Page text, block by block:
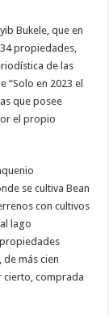
Bukele, que en
propiedades,
de las
“Solo en 2023 el
que posee
el propio
se cultiva Bean
con cultivos
lago
propiedades
más cien
cierto, comprada